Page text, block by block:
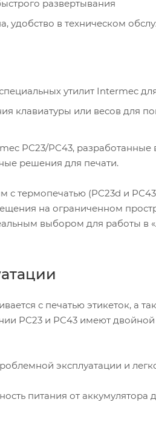
развертывания
удобство в техническом
утилит Intermec
клавиатуры или весов для
PC23/PC43, разработанные
решения для печати.
термопечатью (PC23d и
на ограниченном
выбором для работы в
с печатью этикеток, а
PC23 и PC43 имеют
эксплуатации и
питания от аккумулятора